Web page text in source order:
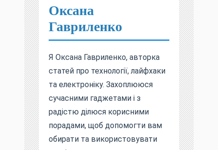
Оксана
Гавриленко
Я Оксана Гавриленко, авторка
статей про технології, лайфхаки
та електроніку. Захоплююся
сучасними гаджетами і з
радістю ділюся корисними
порадами, щоб допомогти вам
обирати та використовувати